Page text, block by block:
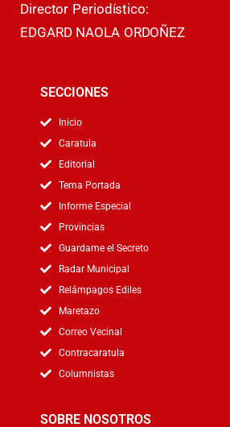
Director Periodístico:
EDGARD NAOLA ORDOÑEZ
SECCIONES
Inicio
Caratula
Editorial
Tema Portada
Informe Especial
Provincias
Guardame el Secreto
Radar Municipal
Relámpagos Ediles
Maretazo
Correo Vecinal
Contracaratula
Columnistas
SOBRE NOSOTROS